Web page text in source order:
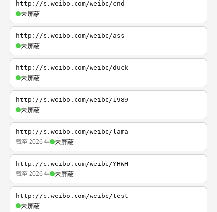
http://s.weibo.com/weibo/cnd
未屏蔽
http://s.weibo.com/weibo/ass
未屏蔽
http://s.weibo.com/weibo/duck
未屏蔽
http://s.weibo.com/weibo/1989
未屏蔽
http://s.weibo.com/weibo/lama
截至 2026 年 未屏蔽
http://s.weibo.com/weibo/YHWH
截至 2026 年 未屏蔽
http://s.weibo.com/weibo/test
未屏蔽